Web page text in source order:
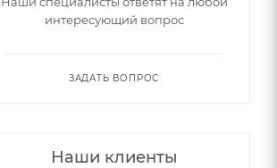
интересующий вопрос
ЗАДАТЬ ВОПРОС
Наши клиенты